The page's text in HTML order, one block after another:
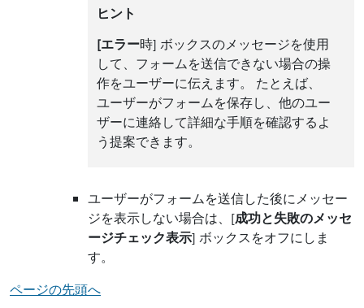
ヒント
[エラー時] ボックスのメッセージを使用
して、フォームを送信できない場合の操
作をユーザーに伝えます。 たとえば、
ユーザーがフォームを保存し、他のユー
ザーに連絡して詳細な手順を確認するよ
う提案できます。
ユーザーがフォームを送信した後にメッセー
ジを表示しない場合は、[成功と失敗のメッセ
ージチェック表示] ボックスをオフにしま
す。
ページの先頭へ